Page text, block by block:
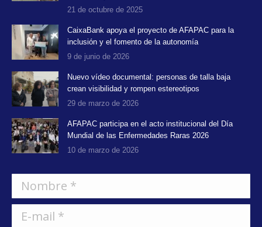
21 de octubre de 2025
CaixaBank apoya el proyecto de AFAPAC para la
inclusión y el fomento de la autonomía
9 de junio de 2026
Nuevo vídeo documental: personas de talla baja
crean visibilidad y rompen estereotipos
29 de marzo de 2026
AFAPAC participa en el acto institucional del Día
Mundial de las Enfermedades Raras 2026
10 de marzo de 2026